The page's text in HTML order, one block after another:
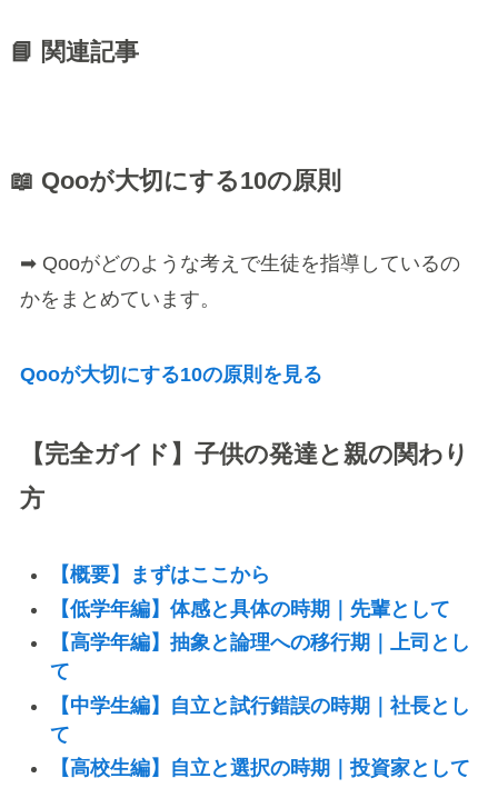
📘 関連記事
📖 Qooが大切にする10の原則
➡ Qooがどのような考えで生徒を指導しているの
かをまとめています。
Qooが大切にする10の原則を見る
【完全ガイド】子供の発達と親の関わり
方
【概要】まずはここから
【低学年編】体感と具体の時期｜先輩として
【高学年編】抽象と論理への移行期｜上司とし
て
【中学生編】自立と試行錯誤の時期｜社長とし
て
【高校生編】自立と選択の時期｜投資家として